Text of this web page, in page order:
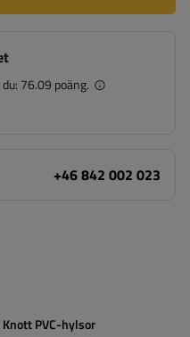
76.09 poäng.
+46 842 002 023
PVC-hylsor